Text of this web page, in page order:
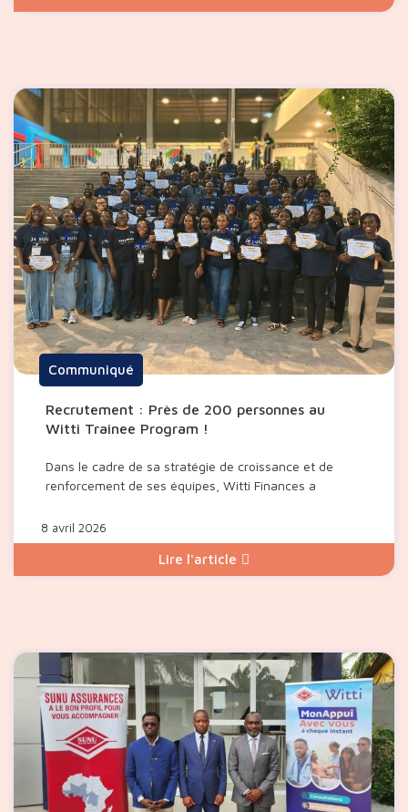
Communiqué
Recrutement : Près de 200 personnes au
Witti Trainee Program !
Dans le cadre de sa stratégie de croissance et de
renforcement de ses équipes, Witti Finances a
8 avril 2026
Lire l'article